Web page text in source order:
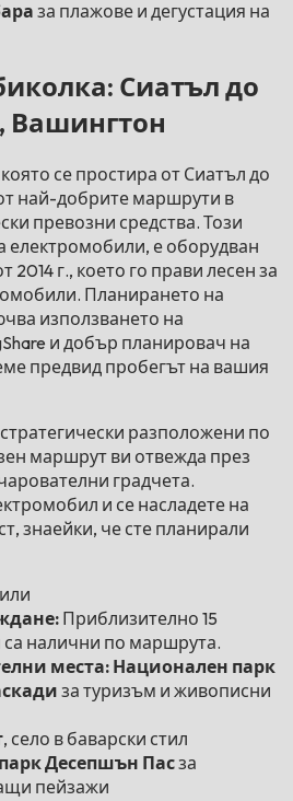
за плажове и дегустация на
Сиатъл до
Вашингтон
която се простира от Сиатъл до
най-добрите маршрути в
превозни средства. Този
е оборудван
2014 г., което го прави лесен за
Планирането на
използването на
и добър планировач на
предвид пробегът на вашия
разположени по
маршрут ви отвежда през
градчета.
и се насладете на
знаейки, че сте планирали
Приблизително 15
са налични по маршрута.
места: Национален парк
за туризъм и живописни
, село в баварски стил
Десепшън Пасза
пейзажи